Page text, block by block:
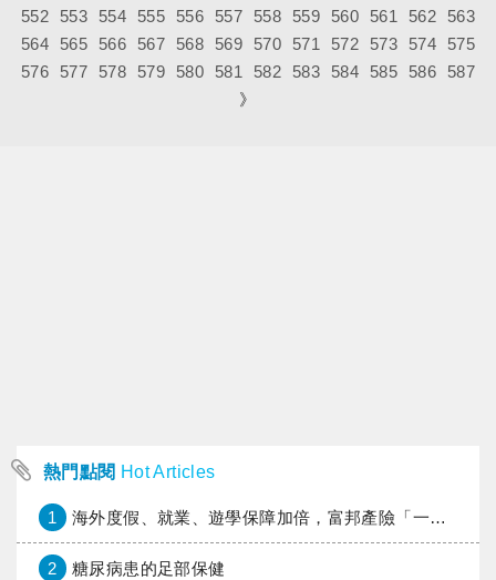
552
553 554 555 556 557 558 559 560 561 562
563
564
565 566 567 568 569 570 571 572 573 574
575
576
577 578 579 580 581 582 583 584 585 586
587
》
熱門點閱 Hot Articles
1 海外度假、就業、遊學保障加倍，富邦產險「一期逐夢」專案加碼遠距醫療與緊急救援
2 糖尿病患的足部保健